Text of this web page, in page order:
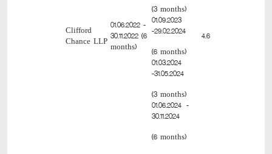
Clifford
Chance LLP
01.06.2022 -
30.11.2022 (6
months)
(3 months)
01.09.2023
-29.02.2024
(6 months)
01.03.2024
-31.05.2024
(3 months)
01.06.2024 -
30.11.2024
(6 months)
4.6